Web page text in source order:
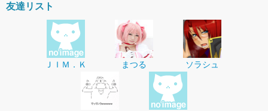
友達リスト
ＪＩＭ．Ｋ まつる ソラシュ